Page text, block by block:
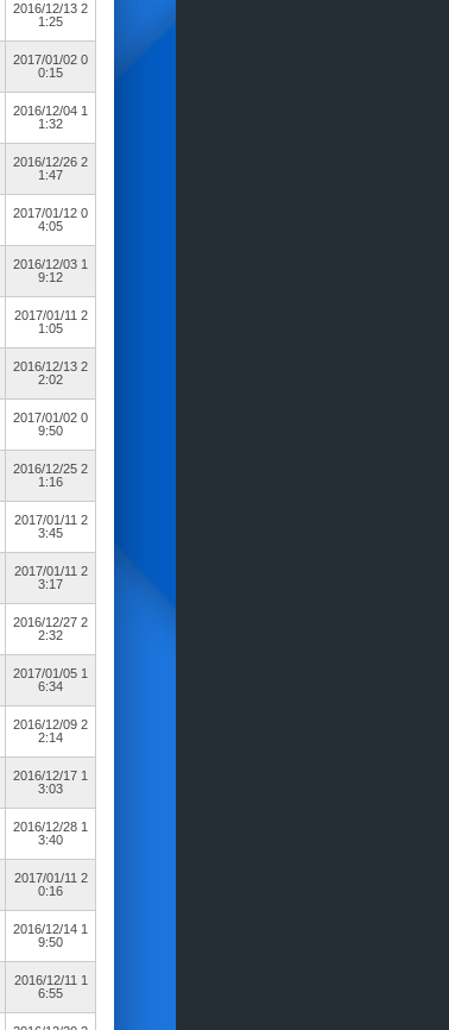
2016/12/13 2
1:25
2017/01/02 0
0:15
2016/12/04 1
1:32
2016/12/26 2
1:47
2017/01/12 0
4:05
2016/12/03 1
9:12
2017/01/11 2
1:05
2016/12/13 2
2:02
2017/01/02 0
9:50
2016/12/25 2
1:16
2017/01/11 2
3:45
2017/01/11 2
3:17
2016/12/27 2
2:32
2017/01/05 1
6:34
2016/12/09 2
2:14
2016/12/17 1
3:03
2016/12/28 1
3:40
2017/01/11 2
0:16
2016/12/14 1
9:50
2016/12/11 1
6:55